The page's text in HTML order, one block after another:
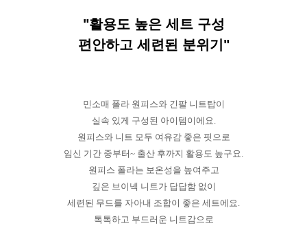
"활용도 높은 세트 구성
편안하고 세련된 분위기"
민소매 폴라 원피스와 긴팔 니트탑이
실속 있게 구성된 아이템이에요.
원피스와 니트 모두 여유감 좋은 핏으로
임신 기간 중부터~ 출산 후까지 활용도 높구요.
원피스 폴라는 보온성을 높여주고
깊은 브이넥 니트가 답답함 없이
세련된 무드를 자아내 조합이 좋은 세트에요.
톡톡하고 부드러운 니트감으로